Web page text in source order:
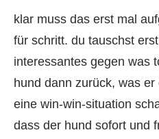
klar muss das erst mal
für schritt. du tauschst
interessantes gegen was
hund dann zurück, was
eine win-win-situation
dass der hund sofort und